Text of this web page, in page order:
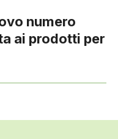
numero
ai prodotti per